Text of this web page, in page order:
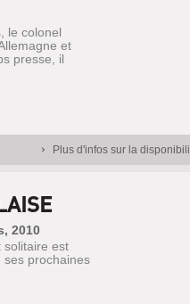
le colonel
et
presse, il
Plus d'infos sur la
2010
solitaire est
prochaines